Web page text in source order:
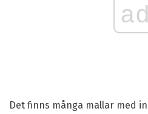
ad
Det finns många mallar med